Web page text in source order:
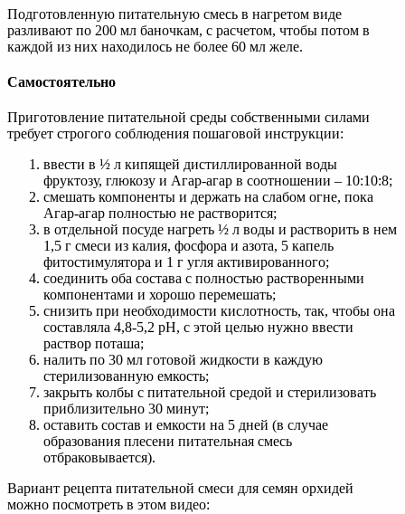
Подготовленную питательную смесь в нагретом виде
разливают по 200 мл баночкам, с расчетом, чтобы потом в
каждой из них находилось не более 60 мл желе.
Самостоятельно
Приготовление питательной среды собственными силами
требует строгого соблюдения пошаговой инструкции:
ввести в ½ л кипящей дистиллированной воды
фруктозу, глюкозу и Агар-агар в соотношении – 10:10:8;
смешать компоненты и держать на слабом огне, пока
Агар-агар полностью не растворится;
в отдельной посуде нагреть ½ л воды и растворить в нем
1,5 г смеси из калия, фосфора и азота, 5 капель
фитостимулятора и 1 г угля активированного;
соединить оба состава с полностью растворенными
компонентами и хорошо перемешать;
снизить при необходимости кислотность, так, чтобы она
составляла 4,8-5,2 рН, с этой целью нужно ввести
раствор поташа;
налить по 30 мл готовой жидкости в каждую
стерилизованную емкость;
закрыть колбы с питательной средой и стерилизовать
приблизительно 30 минут;
оставить состав и емкости на 5 дней (в случае
образования плесени питательная смесь
отбраковывается).
Вариант рецепта питательной смеси для семян орхидей
можно посмотреть в этом видео: